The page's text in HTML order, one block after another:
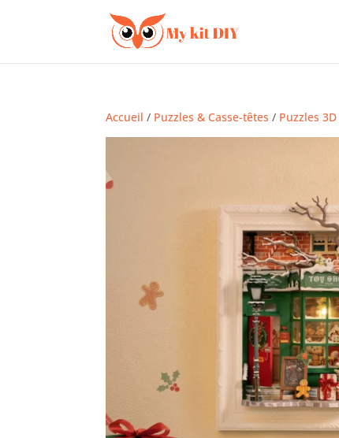
Accueil / Puzzles & Casse-têtes / Puzzles 3D